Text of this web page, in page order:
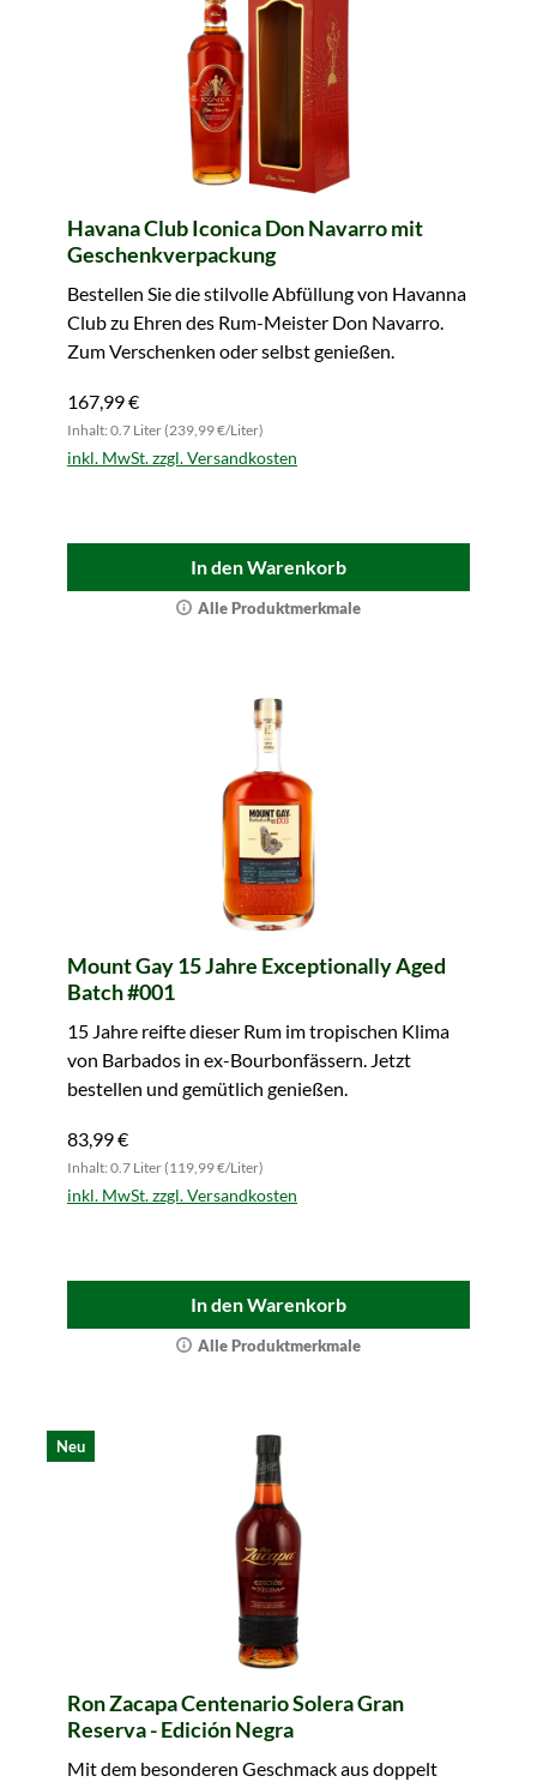
Havana Club Iconica Don Navarro mit
Geschenkverpackung
Bestellen Sie die stilvolle Abfüllung von Havanna
Club zu Ehren des Rum-Meister Don Navarro.
Zum Verschenken oder selbst genießen.
167,99 €
Inhalt: 0.7 Liter (239,99 €/Liter)
inkl. MwSt. zzgl. Versandkosten
In den Warenkorb
Alle Produktmerkmale
Mount Gay 15 Jahre Exceptionally Aged
Batch #001
15 Jahre reifte dieser Rum im tropischen Klima
von Barbados in ex-Bourbonfässern. Jetzt
bestellen und gemütlich genießen.
83,99 €
Inhalt: 0.7 Liter (119,99 €/Liter)
inkl. MwSt. zzgl. Versandkosten
In den Warenkorb
Alle Produktmerkmale
Neu
Ron Zacapa Centenario Solera Gran
Reserva - Edición Negra
Mit dem besonderen Geschmack aus doppelt